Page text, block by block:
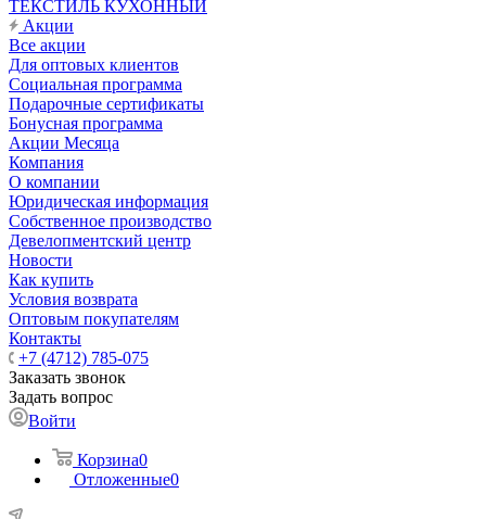
ТЕКСТИЛЬ КУХОННЫЙ
Акции
Все акции
Для оптовых клиентов
Социальная программа
Подарочные сертификаты
Бонусная программа
Акции Месяца
Компания
О компании
Юридическая информация
Собственное производство
Девелопментский центр
Новости
Как купить
Условия возврата
Оптовым покупателям
Контакты
+7 (4712) 785-075
Заказать звонок
Задать вопрос
Войти
Корзина0
Отложенные0